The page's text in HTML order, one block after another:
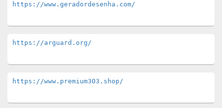
https://www.geradordesenha.com/
https://arguard.org/
https://www.premium303.shop/